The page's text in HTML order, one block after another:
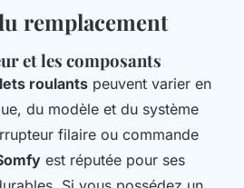
remplacement
et les composants
roulants peuvent varier en
du modèle et du système
filaire ou commande
est réputée pour ses